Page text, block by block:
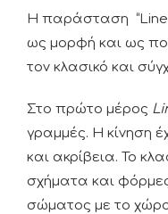
Η παράσταση “Line
ως μορφή και ως
τον κλασικό και
Στο πρώτο μέρος
γραμμές. Η κίνηση
και ακρίβεια. Το
σχήματα και
σώματος με το